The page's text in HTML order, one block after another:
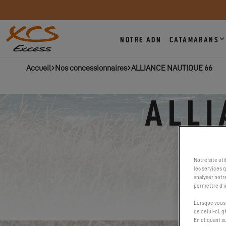
NOTRE ADN CATAMARANS
Accueil Nos concessionnaires ALLIANCE NAUTIQUE 66
Notre site
les services
analyser
permettre
Lorsque
de celui-ci,
En cliquant